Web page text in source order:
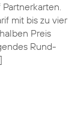
mit bis zu vier
Preis
Rund-